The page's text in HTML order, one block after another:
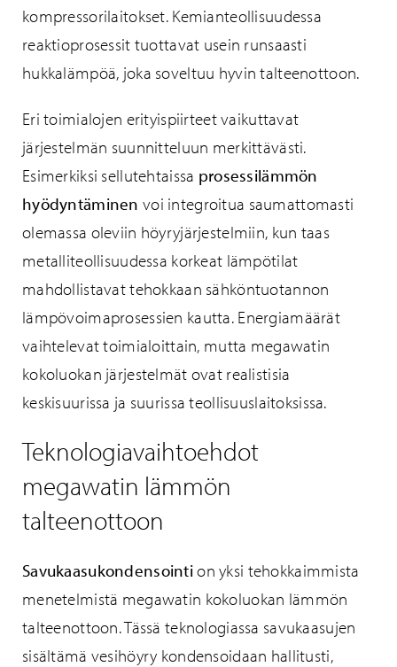
kompressorilaitokset. Kemianteollisuudessa
reaktioprosessit tuottavat usein runsaasti
hukkalämpöä, joka soveltuu hyvin talteenottoon.
Eri toimialojen erityispiirteet vaikuttavat
järjestelmän suunnitteluun merkittävästi.
Esimerkiksi sellutehtaissa prosessilämmön
hyödyntäminen voi integroitua saumattomasti
olemassa oleviin höyryjärjestelmiin, kun taas
metalliteollisuudessa korkeat lämpötilat
mahdollistavat tehokkaan sähköntuotannon
lämpövoimaprosessien kautta. Energiamäärät
vaihtelevat toimialoittain, mutta megawatin
kokoluokan järjestelmät ovat realistisia
keskisuurissa ja suurissa teollisuuslaitoksissa.
Teknologiavaihtoehdot
megawatin lämmön
talteenottoon
Savukaasukondensointion yksi tehokkaimmista
menetelmistä megawatin kokoluokan lämmön
talteenottoon. Tässä teknologiassa savukaasujen
sisältämä vesihöyry kondensoidaan hallitusti,